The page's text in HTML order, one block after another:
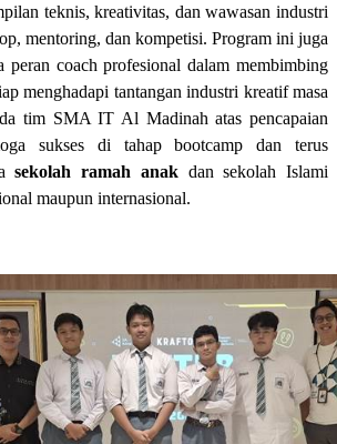
teknis, kreativitas, dan wawasan industri
mentoring, dan kompetisi. Program ini juga
peran coach profesional dalam membimbing
menghadapi tantangan industri kreatif masa
tim SMA IT Al Madinah atas pencapaian
sukses di tahap bootcamp dan terus
sekolah ramah anakdan sekolah Islami
maupun internasional.